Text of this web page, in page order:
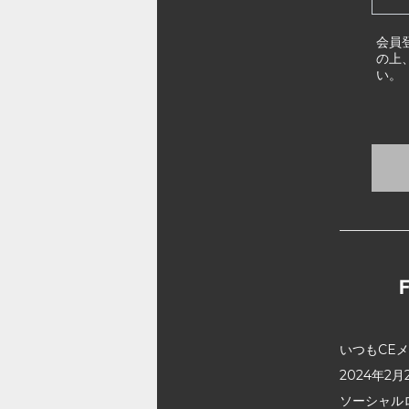
会員
の上
い。
いつもCE
2024年2月
ソーシャ